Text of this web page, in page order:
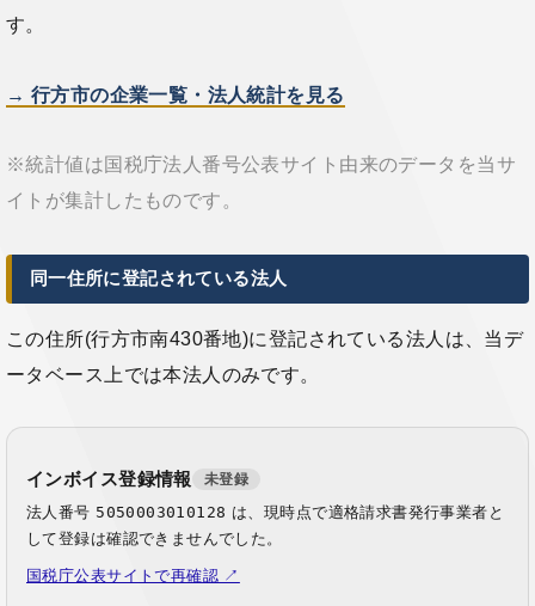
す。
→ 行方市の企業一覧・法人統計を見る
※統計値は国税庁法人番号公表サイト由来のデータを当サ
イトが集計したものです。
同一住所に登記されている法人
この住所(行方市南430番地)に登記されている法人は、当デ
ータベース上では本法人のみです。
インボイス登録情報 未登録
法人番号 5050003010128 は、現時点で適格請求書発行事業者と
して登録は確認できませんでした。
国税庁公表サイトで再確認 ↗